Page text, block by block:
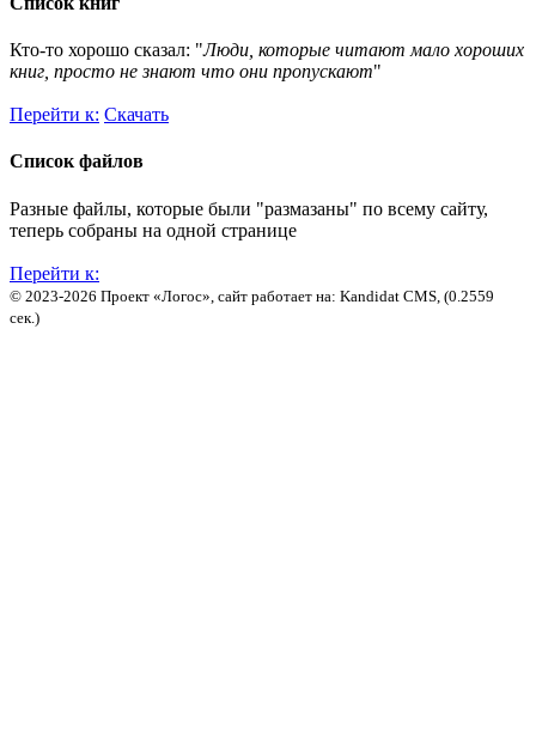
Кто-то хорошо сказал: "Люди, которые читают мало хороших
книг, просто не знают что они пропускают"
Перейти к: Скачать
Список файлов
Разные файлы, которые были "размазаны" по всему сайту,
теперь собраны на одной странице
Перейти к:
© 2023-2026 Проект «Логос», сайт работает на: Kandidat CMS, (0.2559
сек.)